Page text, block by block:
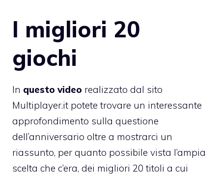
I migliori 20
giochi
In questo video realizzato dal sito
Multiplayer.it potete trovare un interessante
approfondimento sulla questione
dell’anniversario oltre a mostrarci un
riassunto, per quanto possibile vista l’ampia
scelta che c’era, dei migliori 20 titoli a cui